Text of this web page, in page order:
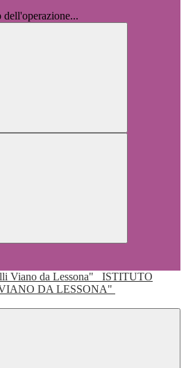
dell'operazione...
ISTITUTO
DA LESSONA"